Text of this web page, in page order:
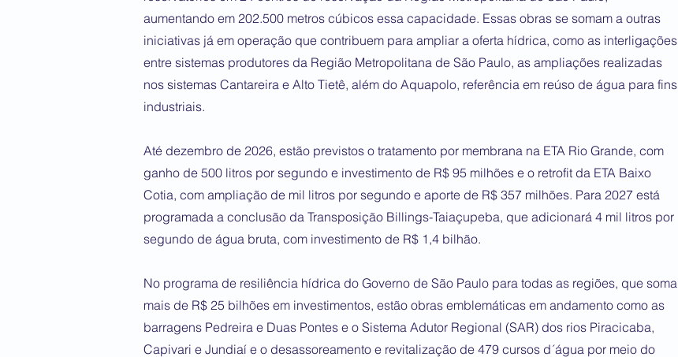
aumentando em 202.500 metros cúbicos essa capacidade. Essas obras se somam a outras
iniciativas já em operação que contribuem para ampliar a oferta hídrica, como as interligações
entre sistemas produtores da Região Metropolitana de São Paulo, as ampliações realizadas
nos sistemas Cantareira e Alto Tietê, além do Aquapolo, referência em reúso de água para fins
industriais.
Até dezembro de 2026, estão previstos o tratamento por membrana na ETA Rio Grande, com
ganho de 500 litros por segundo e investimento de R$ 95 milhões e o retrofit da ETA Baixo
Cotia, com ampliação de mil litros por segundo e aporte de R$ 357 milhões. Para 2027 está
programada a conclusão da Transposição Billings-Taiaçupeba, que adicionará 4 mil litros por
segundo de água bruta, com investimento de R$ 1,4 bilhão.
No programa de resiliência hídrica do Governo de São Paulo para todas as regiões, que soma
mais de R$ 25 bilhões em investimentos, estão obras emblemáticas em andamento como as
barragens Pedreira e Duas Pontes e o Sistema Adutor Regional (SAR) dos rios Piracicaba,
Capivari e Jundiaí e o desassoreamento e revitalização de 479 cursos d´água por meio do